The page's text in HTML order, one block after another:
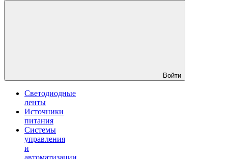
Войти
Светодиодные
ленты
Источники
питания
Системы
управления
и
автоматизации